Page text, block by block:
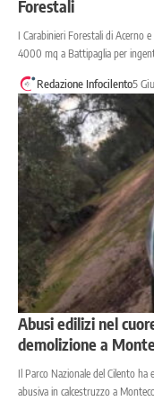
Forestali
I Carabinieri Forestali di Acerno
4000 mq a Battipaglia per
Redazione Infocilento5
Abusi edilizi nel
demolizione a
Il Parco Nazionale del Cilento
abusiva in calcestruzzo a